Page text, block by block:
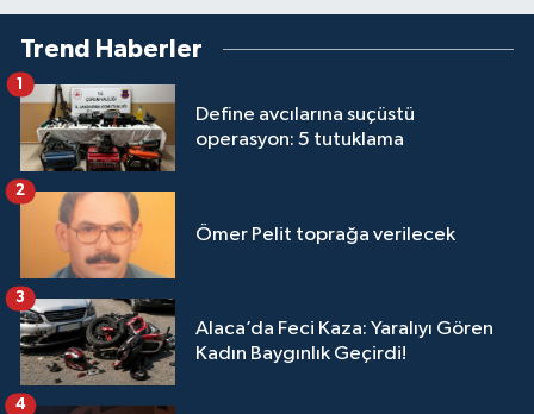
Trend Haberler
Define avcılarına suçüstü
operasyon: 5 tutuklama
1
Ömer Pelit toprağa verilecek
2
Alaca’da Feci Kaza: Yaralıyı Gören
Kadın Baygınlık Geçirdi!
3
4